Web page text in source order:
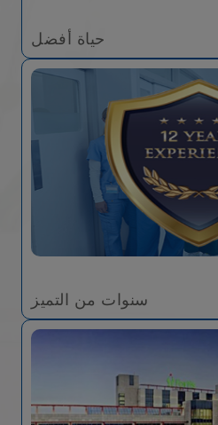
حياة أفضل
سنوات من التميز